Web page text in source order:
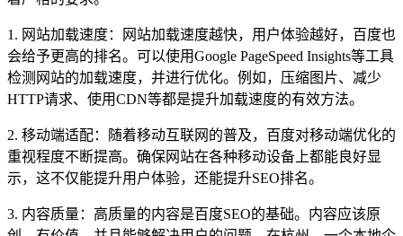
1. 网站加载速度：网站加载速度越快，用户体验越好，百度也
会给予更高的排名。可以使用Google PageSpeed Insights等工具
检测网站的加载速度，并进行优化。例如，压缩图片、减少
HTTP请求、使用CDN等都是提升加载速度的有效方法。
2. 移动端适配：随着移动互联网的普及，百度对移动端优化的
重视程度不断提高。确保网站在各种移动设备上都能良好显
示，这不仅能提升用户体验，还能提升SEO排名。
3. 内容质量：高质量的内容是百度SEO的基础。内容应该原